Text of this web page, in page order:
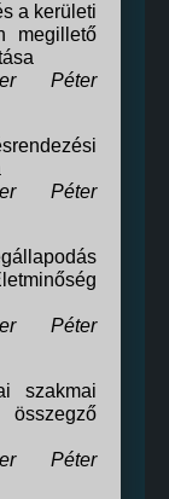
a kerületi
megillető
Péter
Péter
Péter
szakmai
Péter